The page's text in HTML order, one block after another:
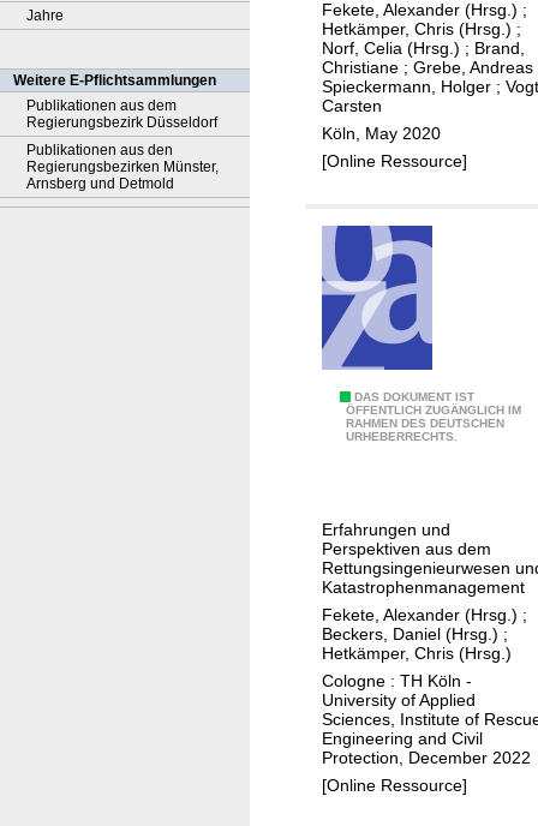
Jahre
Weitere E-Pflichtsammlungen
Publikationen aus dem
Regierungsbezirk Düsseldorf
Publikationen aus den
Regierungsbezirken Münster,
Arnsberg und Detmold
k
e
r
u
n
g
u
z
m
e
l
l
s
c
h
a
f
t
l
i
Fekete, Alexander (Hrsg.) ;
Hetkämper, Chris (Hrsg.) ;
Norf, Celia (Hrsg.) ; Brand,
Christiane ; Grebe, Andreas
Spieckermann, Holger ;
Carsten
Köln, May 2020
[Online Ressource]
DAS DOKUMENT IST
ÖFFENTLICH ZUGÄNGLICH IM
RAHMEN DES DEUTSCHEN
URHEBERRECHTS.
u
t
i
m
J
u
l
i
2
0
Erfahrungen und
Perspektiven aus dem
Rettungsingenieurwesen
Katastrophenmanagement
Fekete, Alexander (Hrsg.) ;
Beckers, Daniel (Hrsg.) ;
Hetkämper, Chris (Hrsg.)
Cologne : TH Köln -
University of Applied
Sciences, Institute of
Engineering and Civil
Protection, December 2022
[Online Ressource]